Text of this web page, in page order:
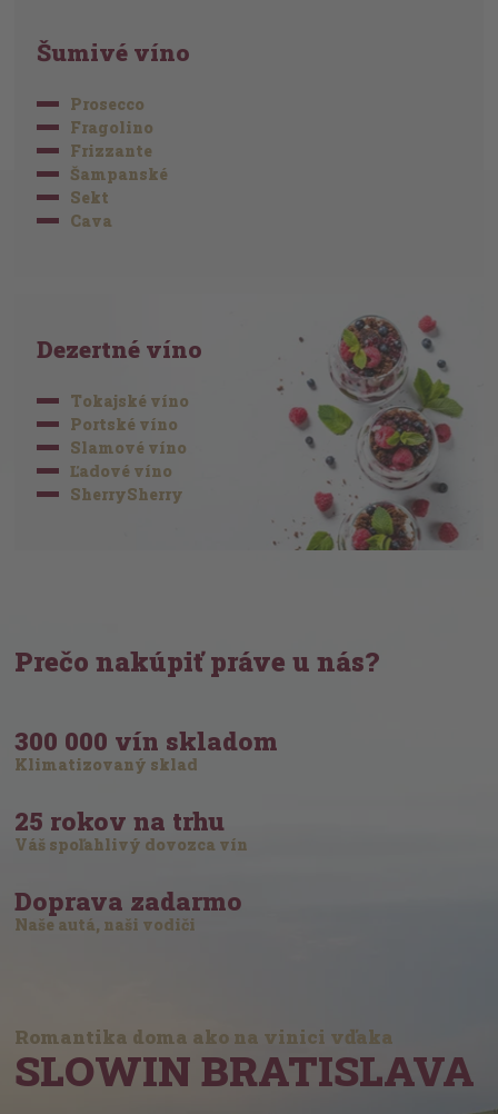
Šumivé víno
Prosecco
Fragolino
Frizzante
Šampanské
Sekt
Cava
Dezertné víno
Tokajské víno
Portské víno
Slamové víno
Ľadové víno
SherrySherry
Prečo nakúpiť práve u nás?
300 000 vín skladom
Klimatizovaný sklad
25 rokov na trhu
Váš spoľahlivý dovozca vín
Doprava zadarmo
Naše autá, naši vodiči
Romantika doma ako na vinici vďaka
SLOWIN BRATISLAVA